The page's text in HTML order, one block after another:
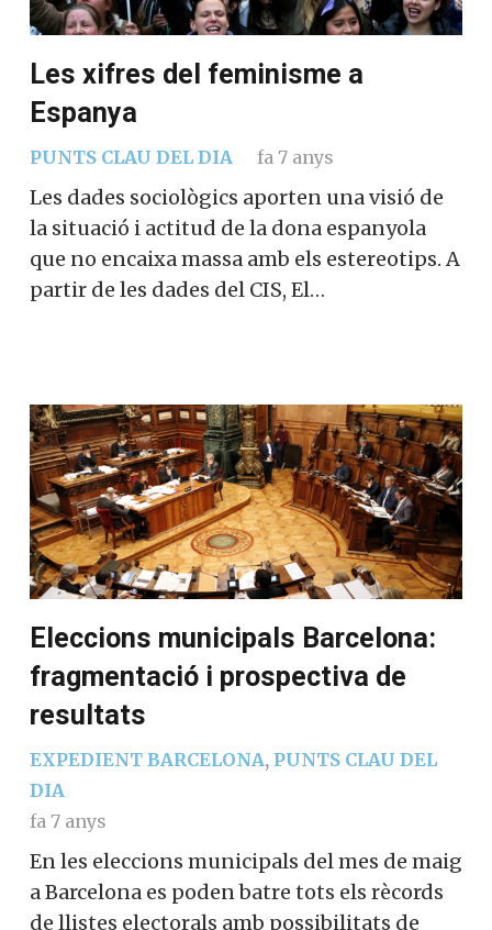
Les xifres del feminisme a
Espanya
PUNTS CLAU DEL DIA fa 7 anys
Les dades sociològics aporten una visió de
la situació i actitud de la dona espanyola
que no encaixa massa amb els estereotips. A
partir de les dades del CIS, El…
Eleccions municipals Barcelona:
fragmentació i prospectiva de
resultats
EXPEDIENT BARCELONA, PUNTS CLAU DEL
DIA
fa 7 anys
En les eleccions municipals del mes de maig
a Barcelona es poden batre tots els rècords
de llistes electorals amb possibilitats de